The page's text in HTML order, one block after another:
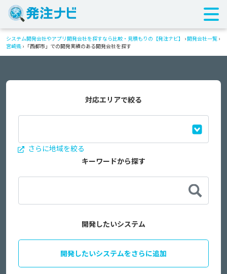
システム開発会社やアプリ開発会社を探すなら比較・見積もりの【発注ナビ】 ›開発会社一覧 ›
宮崎県 › 「西都市」での開発実績のある開発会社を探す
対応エリアで絞る
さらに地域を絞る
キーワードから探す
開発したいシステム
開発したいシステムをさらに追加